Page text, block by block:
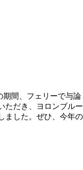
期間、フェリーで与論
ただき、ヨロンブルー
ました。ぜひ、今年の